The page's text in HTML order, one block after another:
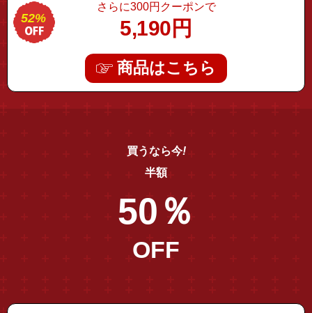
さらに300円クーポンで
5,190 円
52%
商品はこちら
買うなら今!
半額
50％
OFF
"drill-holder01"